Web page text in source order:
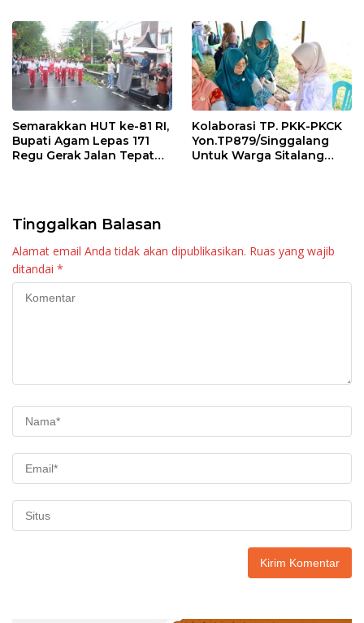
Semarakkan HUT ke-81 RI,
Bupati Agam Lepas 171
Regu Gerak Jalan Tepat
Kolaborasi TP. PKK-PKCK
Yon.TP879/Singgalang
Untuk Warga Sitalang
Tinggalkan Balasan
Alamat email Anda tidak akan dipublikasikan. Ruas yang wajib
ditandai *